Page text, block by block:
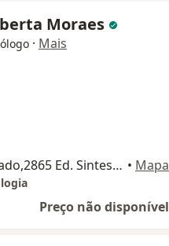
Moraes
· Mais
Av. Conselheiro Furtado,2865 Ed. Sintese 21, sala 101, Belém • Mapa
Preço não disponível